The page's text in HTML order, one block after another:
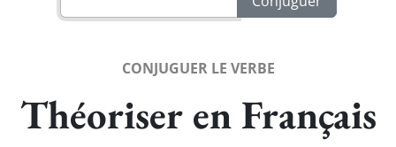
CONJUGUER LE VERBE
Théoriser en Français